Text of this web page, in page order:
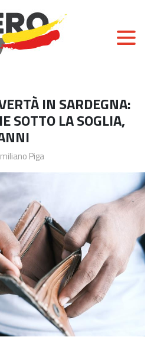
IN SARDEGNA:
SOTTO LA SOGLIA,
Piga